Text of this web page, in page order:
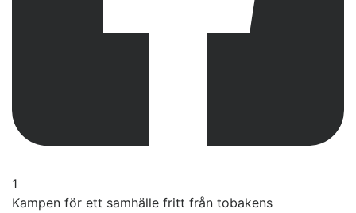
1
Kampen för ett samhälle fritt från tobakens